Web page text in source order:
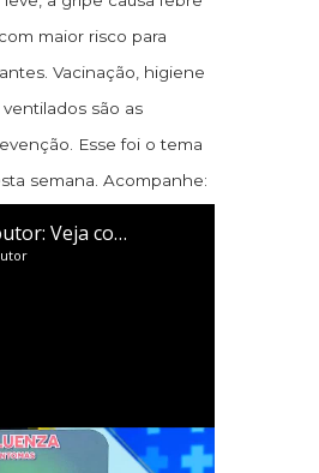
maior risco para
Vacinação, higiene
são as
Esse foi o tema
semana. Acompanhe: